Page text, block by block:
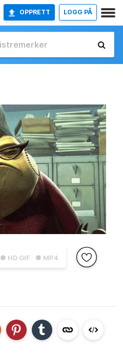
OPPRETT LOGG PÅ
● HD GIF ● MP4